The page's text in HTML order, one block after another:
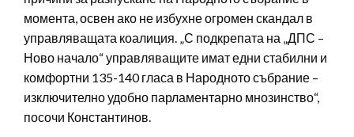
момента, освен ако не избухне огромен скандал в
управляващата коалиция. „С подкрепата на „ДПС –
Ново начало“ управляващите имат едни стабилни и
комфортни 135-140 гласа в Народното събрание –
изключително удобно парламентарно мнозинство“,
посочи Константинов.